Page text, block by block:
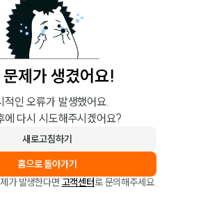
제가 생겼어요!
적인 오류가 발생했어요.
에 다시 시도해주시겠어요?
새로고침하기
홈으로 돌아가기
가 발생한다면 고객센터로 문의해주세요.